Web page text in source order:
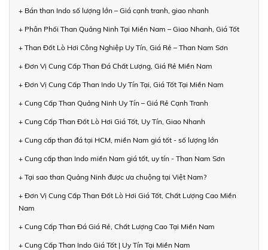
+ Bán than Indo số lượng lớn – Giá cạnh tranh, giao nhanh
+ Phân Phối Than Quảng Ninh Tại Miền Nam – Giao Nhanh, Giá Tốt
+ Than Đốt Lò Hơi Công Nghiệp Uy Tín, Giá Rẻ – Than Nam Sơn
+ Đơn Vị Cung Cấp Than Đá Chất Lượng, Giá Rẻ Miền Nam
+ Đơn Vị Cung Cấp Than Indo Uy Tín Tại, Giá Tốt Tại Miền Nam
+ Cung Cấp Than Quảng Ninh Uy Tín – Giá Rẻ Cạnh Tranh
+ Cung Cấp Than Đốt Lò Hơi Giá Tốt, Uy Tín, Giao Nhanh
+ Cung cấp than đá tại HCM, miền Nam giá tốt - số lượng lớn
+ Cung cấp than Indo miền Nam giá tốt, uy tín - Than Nam Sơn
+ Tại sao than Quảng Ninh được ưa chuộng tại Việt Nam?
+ Đơn Vị Cung Cấp Than Đốt Lò Hơi Giá Tốt, Chất Lượng Cao Miền
Nam
+ Cung Cấp Than Đá Giá Rẻ, Chất Lượng Cao Tại Miền Nam
+ Cung Cấp Than Indo Giá Tốt | Uy Tín Tại Miền Nam